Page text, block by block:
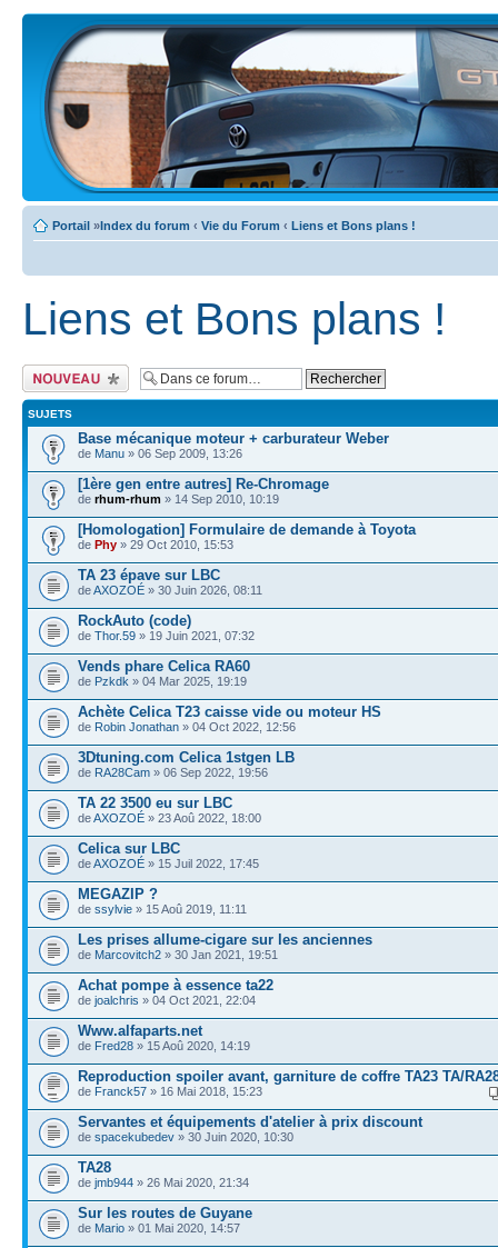
Portail »Index du forum ‹ Vie du Forum ‹ Liens et Bons plans !
Liens et Bons plans !
Ecrire un nouveau
sujet
SUJETS
Base mécanique moteur + carburateur Weber
de Manu » 06 Sep 2009, 13:26
[1ère gen entre autres] Re-Chromage
de rhum-rhum » 14 Sep 2010, 10:19
[Homologation] Formulaire de demande à Toyota
de Phy » 29 Oct 2010, 15:53
TA 23 épave sur LBC
deAXOZOÉ » 30 Juin 2026, 08:11
RockAuto (code)
de Thor.59 » 19 Juin 2021, 07:32
Vends phare Celica RA60
de Pzkdk » 04 Mar 2025, 19:19
Achète Celica T23 caisse vide ou moteur HS
de Robin Jonathan » 04 Oct 2022, 12:56
3Dtuning.com Celica 1stgen LB
de RA28Cam » 06 Sep 2022, 19:56
TA 22 3500 eu sur LBC
deAXOZOÉ » 23 Aoû 2022, 18:00
Celica sur LBC
deAXOZOÉ » 15 Juil 2022, 17:45
MEGAZIP ?
de ssylvie » 15 Aoû 2019, 11:11
Les prises allume-cigare sur les anciennes
de Marcovitch2 » 30 Jan 2021, 19:51
Achat pompe à essence ta22
de joalchris » 04 Oct 2021, 22:04
Www.alfaparts.net
de Fred28 » 15 Aoû 2020, 14:19
Reproduction spoiler avant, garniture de coffre TA23 TA/
de Franck57 » 16 Mai 2018, 15:23
Servantes et équipements d'atelier à prix discount
de spacekubedev » 30 Juin 2020, 10:30
TA28
de jmb944 » 26 Mai 2020, 21:34
Sur les routes de Guyane
de Mario » 01 Mai 2020, 14:57